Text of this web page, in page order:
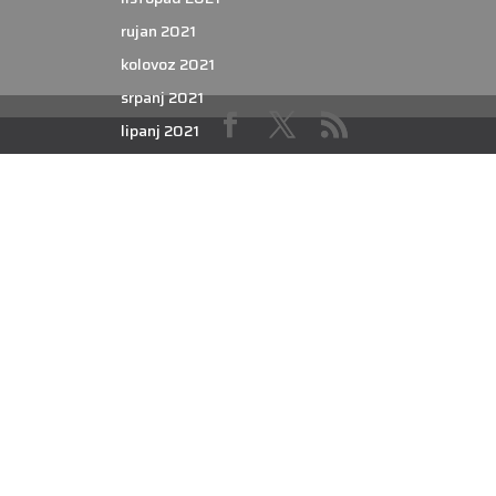
rujan 2021
kolovoz 2021
srpanj 2021
lipanj 2021